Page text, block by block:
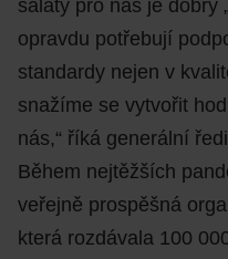
saláty pro nás je dobrý
opravdu potřebují
standardy nejen v
snažíme se vytvořit
nás,“ říká generální
Během nejtěžších
veřejně prospěšná
která rozdávala 100